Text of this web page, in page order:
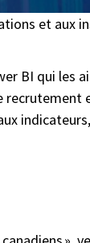
et aux
BI qui les